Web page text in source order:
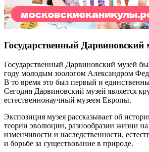
Государственный Дарвиновский
Государственный Дарвиновский музей
году молодым зоологом Александром
В то время это был первый и
Сегодня Дарвиновский музей является
естественнонаучный музеем Европы.
Экспозиция музея рассказывает об
теории эволюции, разнообразии жизни на
изменчивости и наследственности,
и борьбе за существование в природе.